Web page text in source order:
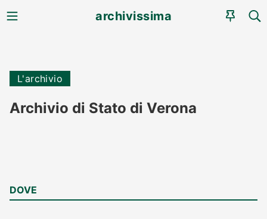
MENU archivissima
L'archivio
Archivio di Stato di Verona
DOVE